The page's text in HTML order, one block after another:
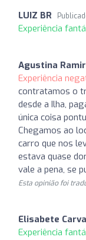
LUIZ BR
Experiência
Agustina
Experiência
contratamos o
desde a Ilha,
única coisa
Chegamos ao
carro que nos
estava quase
vale a pena, se
Esta opinião foi
Elisabete
Experiência